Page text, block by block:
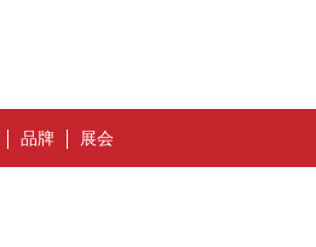
品牌 展会